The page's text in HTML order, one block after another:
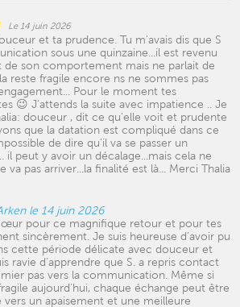
Le 14 juin 2026
et ta prudence. Tu m'avais dis que S
sous une quinzaine...il est revenu
de son comportement mais ne parlait de
reste fragile encore ns ne sommes pas
Pour le moment tes
😉 J'attends la suite avec impatience .. Je
douceur , dit ce qu'elle voit et prudente
que la datation est compliqué dans ce
de dire qu'il va se passer un
il peut y avoir un décalage...mais cela ne
va pas arriver...la finalité est là... Merci Thalia
le 14 juin 2026
pour ce magnifique retour et pour tes
sincèrement. Je suis heureuse d’avoir pu
cette période délicate avec douceur et
ravie d’apprendre que S. a repris contact
pas vers la communication. Même si
aujourd’hui, chaque échange peut être
vers un apaisement et une meilleure